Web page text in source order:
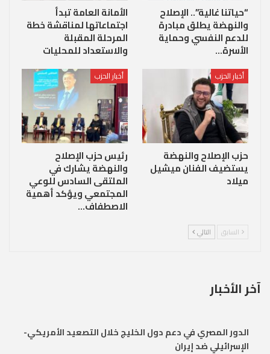
“حياتنا غالية”.. الإصلاح
والنهضة يطلق مبادرة
للدعم النفسي وحماية
الأسرة…
الأمانة العامة تبدأ
اجتماعاتها لمناقشة خطة
المرحلة المقبلة
والاستعداد للمحليات
أخبار الحزب
حزب الإصلاح والنهضة
يستضيف الفنان ميشيل
ميلاد
أخبار الحزب
رئيس حزب الإصلاح
والنهضة يشارك في
الملتقى السادس للوعي
المجتمعي ويؤكد أهمية
الاصطفاف…
السابق التالي
آخر الأخبار
الدور المصري في دعم دول الخليج خلال التصعيد الأمريكي-
الإسرائيلي ضد إيران